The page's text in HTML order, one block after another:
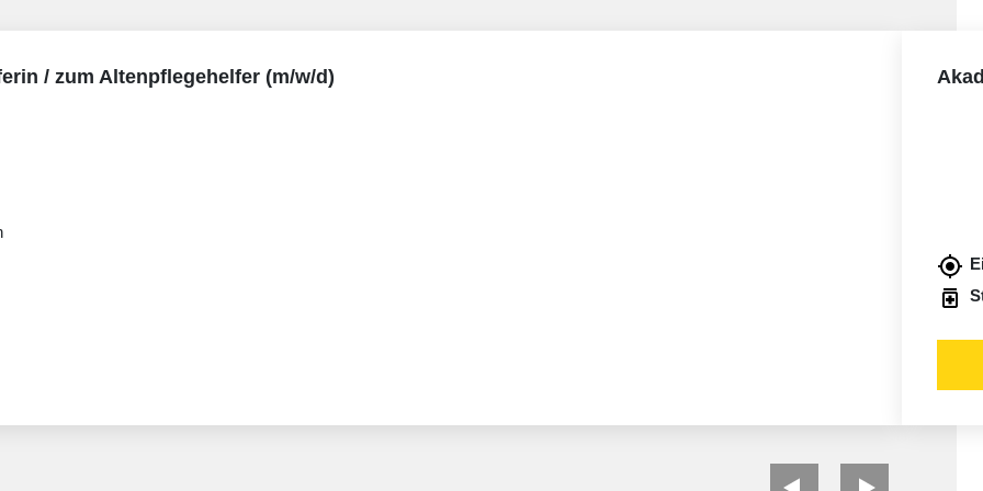
/ zum Altenpflegehelfer (m/w/d)